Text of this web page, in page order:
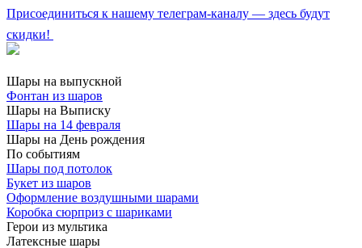
Присоединиться к нашему телеграм-каналу — здесь будут
скидки!
Шары на выпускной
Фонтан из шаров
Шары на Выписку
Шары на 14 февраля
Шары на День рождения
По событиям
Шары под потолок
Букет из шаров
Оформление воздушными шарами
Коробка сюрприз с шариками
Герои из мультика
Латексные шары